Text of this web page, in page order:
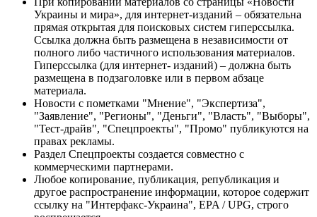
Украины и мира», для интернет-изданий – обязательна
прямая открытая для поисковых систем гиперссылка.
Ссылка должна быть размещена в независимости от
полного либо частичного использования материалов.
Гиперссылка (для интернет- изданий) – должна быть
размещена в подзаголовке или в первом абзаце
материала.
Новости с пометками "Мнение", "Экспертиза",
"Заявление", "Регионы", "Деньги", "Власть", "Выборы",
"Тест-драйв", "Спецпроекты", "Промо" публикуются на
правах рекламы.
Раздел Спецпроекты создается совместно с
коммерческими партнерами.
Любое копирование, публикация, републикация и
другое распространение информации, которое содержит
ссылку на "Интерфакс-Украина", EPA / UPG, строго